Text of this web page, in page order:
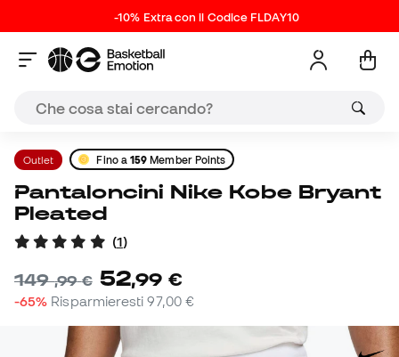
-10% Extra con il Codice FLDAY10
Outlet Fino a159 Member Points
Pantaloncini Nike Kobe Bryant
Pleated
(1)
149,99 € 52,99 €
-65% Risparmieresti97,00 €